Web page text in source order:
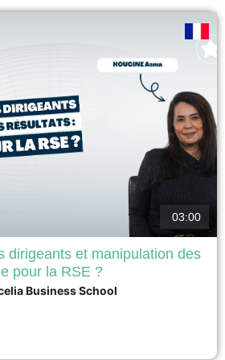
de la rémunération des
des résultats comptables
en intégrant la
des entreprises (RSE) en tant
cotées sur la période 2011–2022.
03:00
dirigeants et manipulation des
pour la RSE ?
Business School